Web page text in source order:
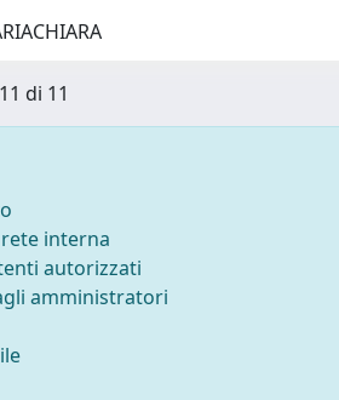
di 11
interna
autorizzati
amministratori